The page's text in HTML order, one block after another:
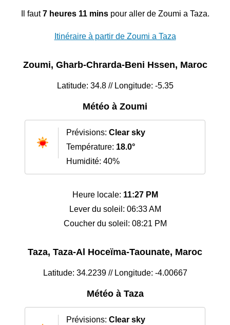
Il faut7 heures 11 minspour aller de Zoumi a Taza.
Itinéraire à partir de Zoumi a Taza
Zoumi, Gharb-Chrarda-Beni Hssen, Maroc
Latitude: 34.8 // Longitude: -5.35
Météo à Zoumi
Prévisions: Clear sky
Température: 18.0°
Humidité: 40%
Heure locale: 11:27 PM
Lever du soleil: 06:33 AM
Coucher du soleil: 08:21 PM
Taza, Taza-Al Hoceïma-Taounate, Maroc
Latitude: 34.2239 // Longitude: -4.00667
Météo à Taza
Prévisions: Clear sky